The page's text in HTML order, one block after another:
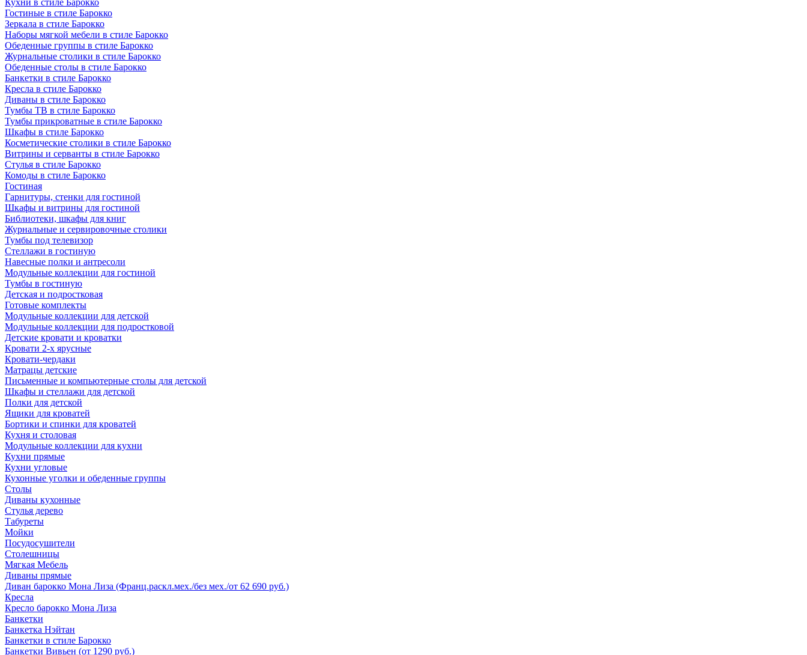
Кухни в стиле Барокко
Гостиные в стиле Барокко
Зеркала в стиле Барокко
Наборы мягкой мебели в стиле Барокко
Обеденные группы в стиле Барокко
Журнальные столики в стиле Барокко
Обеденные столы в стиле Барокко
Банкетки в стиле Барокко
Кресла в стиле Барокко
Диваны в стиле Барокко
Тумбы ТВ в стиле Барокко
Тумбы прикроватные в стиле Барокко
Шкафы в стиле Барокко
Косметические столики в стиле Барокко
Витрины и серванты в стиле Барокко
Стулья в стиле Барокко
Комоды в стиле Барокко
Гостиная
Гарнитуры, стенки для гостиной
Шкафы и витрины для гостиной
Библиотеки, шкафы для книг
Журнальные и сервировочные столики
Тумбы под телевизор
Стеллажи в гостиную
Навесные полки и антресоли
Модульные коллекции для гостиной
Тумбы в гостиную
Детская и подростковая
Готовые комплекты
Модульные коллекции для детской
Модульные коллекции для подростковой
Детские кровати и кроватки
Кровати 2-х ярусные
Кровати-чердаки
Матрацы детские
Письменные и компьютерные столы для детской
Шкафы и стеллажи для детской
Полки для детской
Ящики для кроватей
Бортики и спинки для кроватей
Кухня и столовая
Модульные коллекции для кухни
Кухни прямые
Кухни угловые
Кухонные уголки и обеденные группы
Столы
Диваны кухонные
Стулья дерево
Табуреты
Мойки
Посудосушители
Столешницы
Мягкая Мебель
Диваны прямые
Диван барокко Мона Лиза (Франц.раскл.мех./без мех./от 62 690 руб.)
Кресла
Кресло барокко Мона Лиза
Банкетки
Банкетка Нэйтан
Банкетки в стиле Барокко
Банкетки Вивьен (от 1290 руб.)